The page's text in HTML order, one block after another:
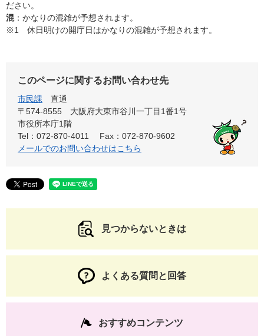
ださい。
混 ：かなりの混雑が予想されます。
※1 休日明けの開庁日はかなりの混雑が予想されます。
このページに関するお問い合わせ先
市民課
直通
〒574-8555 大阪府大東市谷川一丁目1番1号
市役所本庁1階
Tel：072-870-4011
Fax：072-870-9602
メールでのお問い合わせはこちら
見つからないときは
よくある質問と回答
おすすめコンテンツ